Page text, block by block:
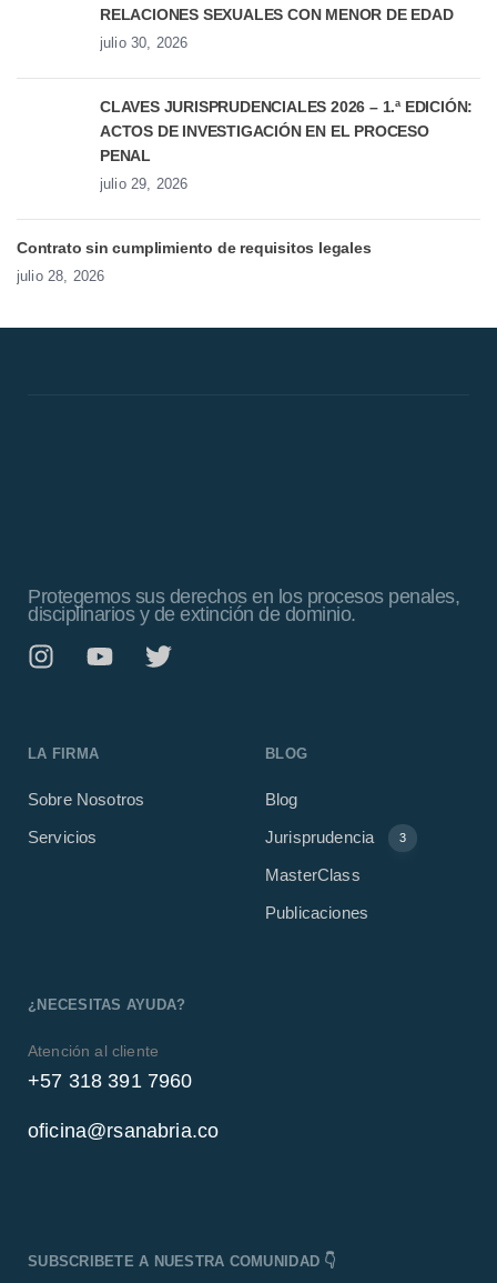
RELACIONES SEXUALES CON MENOR DE EDAD
julio 30, 2026
CLAVES JURISPRUDENCIALES 2026 – 1.ª EDICIÓN:
ACTOS DE INVESTIGACIÓN EN EL PROCESO
PENAL
julio 29, 2026
Contrato sin cumplimiento de requisitos legales
julio 28, 2026
Protegemos sus derechos en los procesos penales,
disciplinarios y de extinción de dominio.
LA FIRMA
Sobre Nosotros
Servicios
BLOG
Blog
Jurisprudencia
3
MasterClass
Publicaciones
¿NECESITAS AYUDA?
Atención al cliente
+57 318 391 7960
oficina@rsanabria.co
SUBSCRIBETE A NUESTRA COMUNIDAD 👇